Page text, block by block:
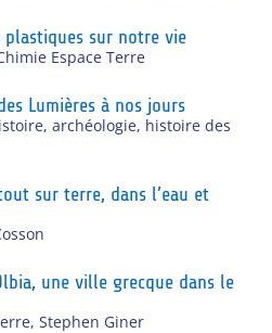
plastiques sur notre vie
Espace Terre
Lumières à nos jours
archéologie, histoire des
sur terre, dans l’eau et
une ville grecque dans le
,Stephen Giner